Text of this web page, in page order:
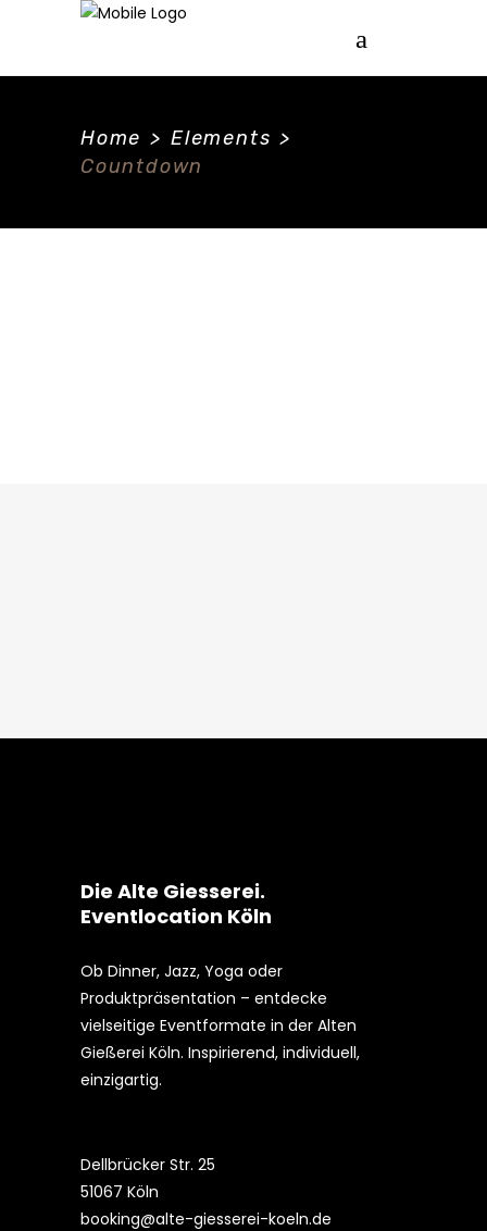
Home > Elements >
Countdown
Die Alte Giesserei.
Eventlocation Köln
Ob Dinner, Jazz, Yoga oder
Produktpräsentation – entdecke
vielseitige Eventformate in der Alten
Gießerei Köln. Inspirierend, individuell,
einzigartig.
Dellbrücker Str. 25
51067 Köln
booking@alte-giesserei-koeln.de